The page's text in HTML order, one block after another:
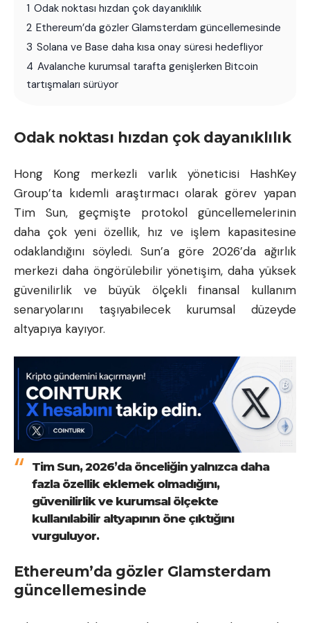
1 Odak noktası hızdan çok dayanıklılık
2 Ethereum’da gözler Glamsterdam güncellemesinde
3 Solana ve Base daha kısa onay süresi hedefliyor
4 Avalanche kurumsal tarafta genişlerken Bitcoin
tartışmaları sürüyor
Odak noktası hızdan çok dayanıklılık
Hong Kong merkezli varlık yöneticisi HashKey
Group’ta kıdemli araştırmacı olarak görev yapan
Tim Sun, geçmişte protokol güncellemelerinin
daha çok yeni özellik, hız ve işlem kapasitesine
odaklandığını söyledi. Sun’a göre 2026’da ağırlık
merkezi daha öngörülebilir yönetişim, daha yüksek
güvenilirlik ve büyük ölçekli finansal kullanım
senaryolarını taşıyabilecek kurumsal düzeyde
altyapıya kayıyor.
Tim Sun, 2026’da önceliğin yalnızca daha
fazla özellik eklemek olmadığını,
güvenilirlik ve kurumsal ölçekte
kullanılabilir altyapının öne çıktığını
vurguluyor.
Ethereum’da gözler Glamsterdam
güncellemesinde